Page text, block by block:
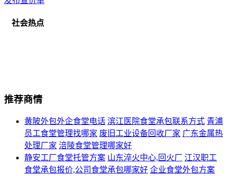
社会热点
推荐商情
黄陂外包外企食堂电话 滨江医院食堂承包联系方式 青浦
员工食堂管理找哪家 废旧工业设备回收厂家 广东金属热
处理厂家 涪陵食堂管理哪家好
静安工厂食堂托管方案 山东淬火中心,回火厂
江汉职工
食堂承包报价,公司食堂承包哪家好 企业食堂外包方案